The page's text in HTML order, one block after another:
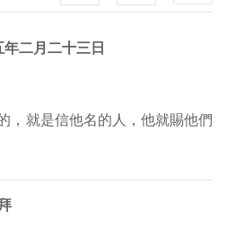
二月二十三日
，就是信他名的人，他就賜他們